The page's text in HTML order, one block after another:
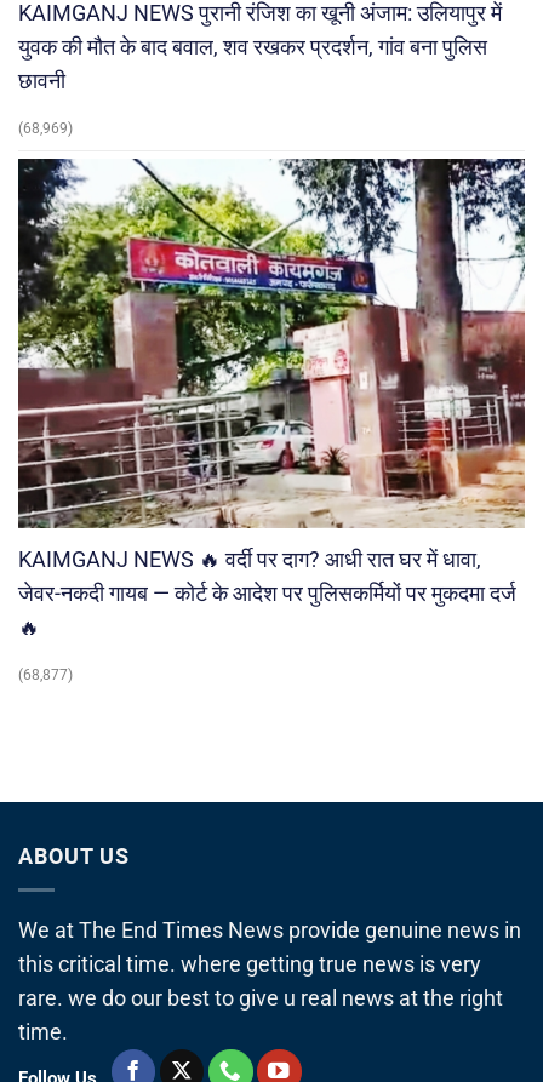
KAIMGANJ NEWS पुरानी रंजिश का खूनी अंजाम: उलियापुर में
युवक की मौत के बाद बवाल, शव रखकर प्रदर्शन, गांव बना पुलिस
छावनी
(68,969)
KAIMGANJ NEWS 🔥 वर्दी पर दाग? आधी रात घर में धावा,
जेवर-नकदी गायब — कोर्ट के आदेश पर पुलिसकर्मियों पर मुकदमा दर्ज
🔥
(68,877)
ABOUT US
We at The End Times News provide genuine news in
this critical time. where getting true news is very
rare. we do our best to give u real news at the right
time.